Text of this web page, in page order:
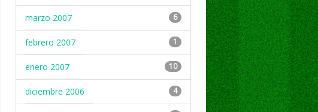
marzo 2007 6
febrero 2007 1
enero 2007 10
diciembre 2006 4